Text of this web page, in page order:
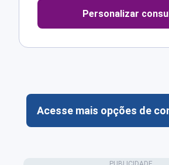
Personalizar
Acesse mais opções de